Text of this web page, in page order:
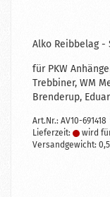
Alko Reibbelag -
für PKW
Trebbiner, WM
Brenderup,
Art.Nr.: AV10-691418
Lieferzeit:
wird
Versandgewicht: 0,5